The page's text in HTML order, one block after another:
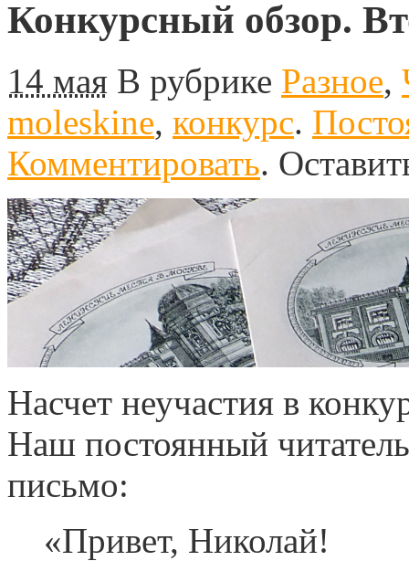
Конкурсный обзор.
14 мая В рубрике Разное,
moleskine, конкурс.
Комментировать.
Насчет неучастия в
Наш постоянный
письмо:
«Привет, Николай!